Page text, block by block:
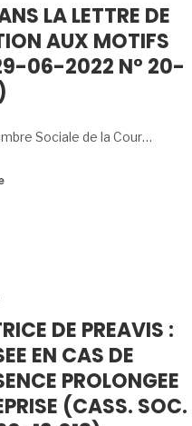
LA LETTRE DE
AUX MOTIFS
06-2022 N° 20-
Sociale de la Cour…
DE PREAVIS :
EN CAS DE
PROLONGEE
(CASS. SOC.